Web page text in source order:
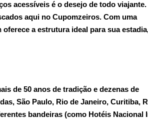
acessíveis é o desejo de todo viajante.
aqui no Cupomzeiros. Com uma
a estrutura ideal para sua
de 50 anos de tradição e dezenas de
São Paulo, Rio de Janeiro, Curitiba,
bandeiras (como Hotéis Nacional